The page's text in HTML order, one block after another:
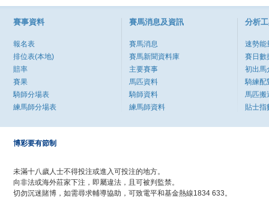
賽事資料
報名表
排位表(本地)
賠率
賽果
騎師分場表
練馬師分場表
賽馬消息及資訊
賽馬消息
賽馬新聞資料庫
主要賽事
馬匹資料
騎師資料
練馬師資料
分析
速勢能
賽日數
初出馬
騎練配
馬匹搬
貼士指
博彩要有節制
未滿十八歲人士不得投注或進入可投注的地方。
向非法或海外莊家下注，即屬違法，且可被判監禁。
切勿沉迷賭博，如需尋求輔導協助，可致電平和基金熱線1834 633。